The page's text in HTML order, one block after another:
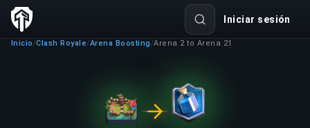
Iniciar sesión
Inicio /Clash Royale/Arena Boosting /Arena 2 to Arena 21